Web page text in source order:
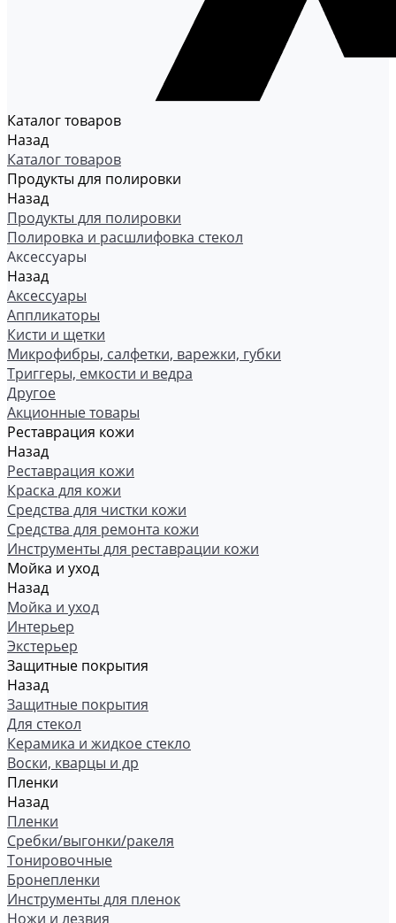
Каталог товаров
Назад
Каталог товаров
Продукты для полировки
Назад
Продукты для полировки
Полировка и расшлифовка стекол
Аксессуары
Назад
Аксессуары
Аппликаторы
Кисти и щетки
Микрофибры, салфетки, варежки, губки
Триггеры, емкости и ведра
Другое
Акционные товары
Реставрация кожи
Назад
Реставрация кожи
Краска для кожи
Средства для чистки кожи
Средства для ремонта кожи
Инструменты для реставрации кожи
Мойка и уход
Назад
Мойка и уход
Интерьер
Экстерьер
Защитные покрытия
Назад
Защитные покрытия
Для стекол
Керамика и жидкое стекло
Воски, кварцы и др
Пленки
Назад
Пленки
Сребки/выгонки/ракеля
Тонировочные
Бронепленки
Инструменты для пленок
Ножи и лезвия